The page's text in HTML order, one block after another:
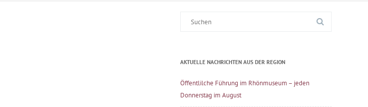
AKTUELLE NACHRICHTEN AUS DER REGION
Öffentlilche Führung im Rhönmuseum – jeden
Donnerstag im August